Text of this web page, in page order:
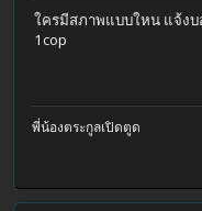
ใครมีสภาพแบบใหน แจ้ง
1cop
พี่น้องตระกูลเปิดตูด